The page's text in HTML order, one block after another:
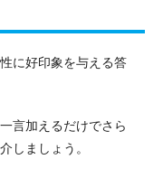
に好印象を与える答
言加えるだけでさら
しましょう。